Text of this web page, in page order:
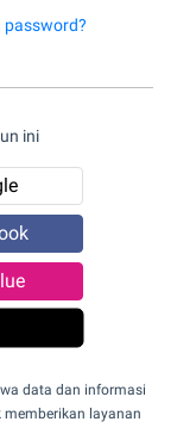
password?
ini
data dan informasi
layanan